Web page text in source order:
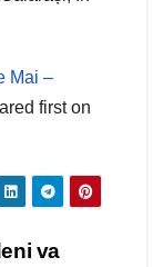
Mai –
first on
va